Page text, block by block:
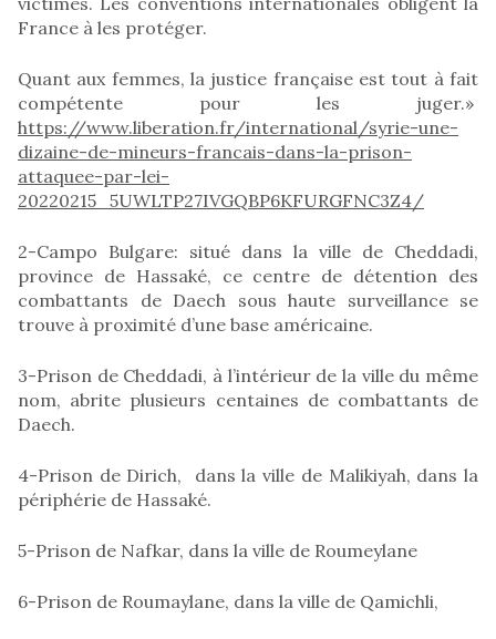
France à les protéger.
Quant aux femmes, la justice française est tout à fait
compétente pour les juger.»
https://www.liberation.fr/international/syrie-une-
dizaine-de-mineurs-francais-dans-la-prison-
attaquee-par-lei-
20220215_5UWLTP27IVGQBP6KFURGFNC3Z4/
2-Campo Bulgare: situé dans la ville de Cheddadi,
province de Hassaké, ce centre de détention des
combattants de Daech sous haute surveillance se
trouve à proximité d’une base américaine.
3-Prison de Cheddadi, à l’intérieur de la ville du même
nom, abrite plusieurs centaines de combattants de
Daech.
4-Prison de Dirich, dans la ville de Malikiyah, dans la
périphérie de Hassaké.
5-Prison de Nafkar, dans la ville de Roumeylane
6-Prison de Roumaylane, dans la ville de Qamichli,